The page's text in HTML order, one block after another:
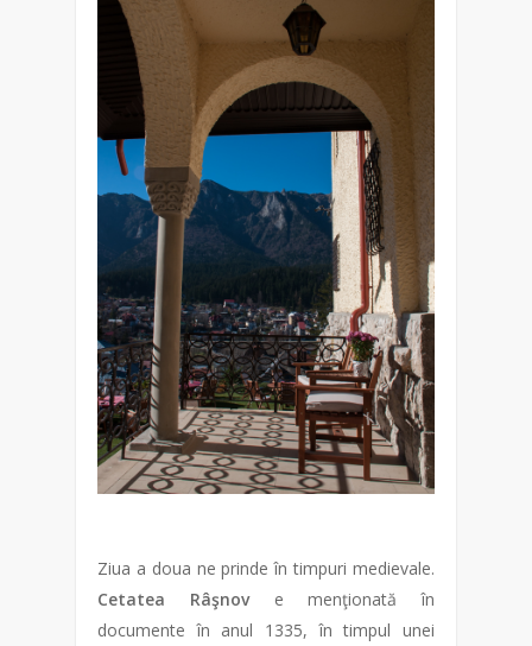
Ziua a doua ne prinde în timpuri medievale.
Cetatea Râşnove menţionată în
documente în anul 1335, în timpul unei